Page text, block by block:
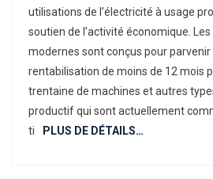
utilisations de l’électricité à usage
soutien de l’activité économique.
modernes sont conçus pour parvenir
rentabilisation de moins de 12 mois
trentaine de machines et autres
productif qui sont actuellement
ti
PLUS DE DÉTAILS…